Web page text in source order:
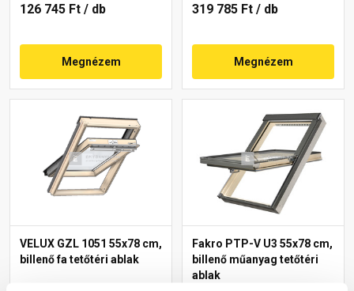
126 745 Ft / db
Megnézem
319 785 Ft / db
Megnézem
VELUX GZL 1051 55x78 cm,
billenő fa tetőtéri ablak
Fakro PTP-V U3 55x78 cm,
billenő műanyag tetőtéri
ablak